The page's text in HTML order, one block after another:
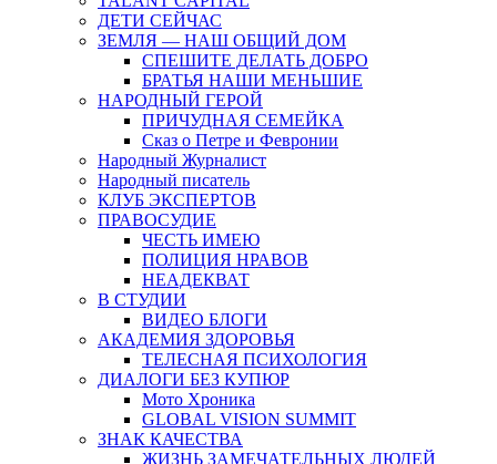
ДЕТИ СЕЙЧАС
ЗЕМЛЯ — НАШ ОБЩИЙ ДОМ
СПЕШИТЕ ДЕЛАТЬ ДОБРО
БРАТЬЯ НАШИ МЕНЬШИЕ
НАРОДНЫЙ ГЕРОЙ
ПРИЧУДНАЯ СЕМЕЙКА
Сказ о Петре и Февронии
Народный Журналист
Народный писатель
КЛУБ ЭКСПЕРТОВ
ПРАВОСУДИЕ
ЧЕСТЬ ИМЕЮ
ПОЛИЦИЯ НРАВОВ
НЕАДЕКВАТ
В СТУДИИ
ВИДЕО БЛОГИ
АКАДЕМИЯ ЗДОРОВЬЯ
ТЕЛЕСНАЯ ПСИХОЛОГИЯ
ДИАЛОГИ БЕЗ КУПЮР
Мото Хроника
GLOBAL VISION SUMMIT
ЗНАК КАЧЕСТВА
ЖИЗНЬ ЗАМЕЧАТЕЛЬНЫХ ЛЮДЕЙ